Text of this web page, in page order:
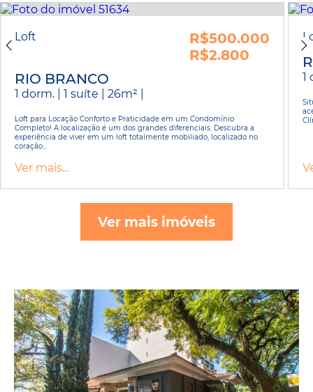
Loft
R$500.000
R$2.800
RIO BRANCO
1 dorm. | 1 suíte | 26m² |
Loft para Locação Conforto e Praticidade em um Condomínio
Completo! A localização é um dos grandes diferenciais. Descubra a
experiência de viver em um loft totalmente mobiliado, localizado no
coração...
Ver mais...
1
Ver mais imóveis